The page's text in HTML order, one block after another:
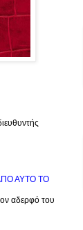
ΑΥΤΟ ΤΟ
αδερφό του